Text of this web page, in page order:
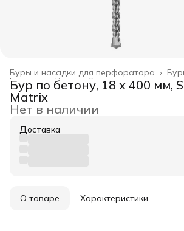
Буры и насадки для перфоратора ›
Режущий инструмент ›
Главная ›
Бур по бетону, 18 х 400 мм,
Matrix
Нет в наличии
Доставка
О товаре Характеристики